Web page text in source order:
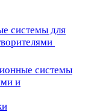
системы для
системы
и